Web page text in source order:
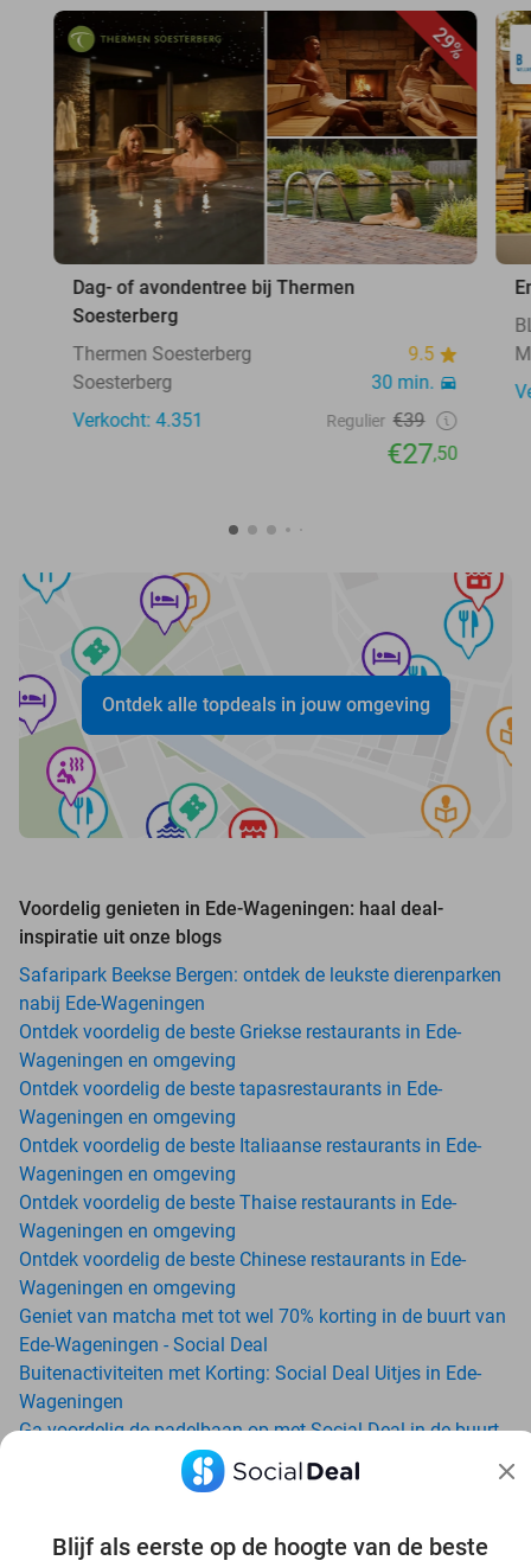
Blijf als eerste op de hoogte van de beste
29%
Dag- of avondentree bij Thermen
Soesterberg
Thermen Soesterberg
9.5
Soesterberg
30 min.
Verkocht: 4.351
Regulier €39
€27,50
Ontdek alle topdeals in jouw omgeving
Voordelig genieten in Ede-Wageningen: haal deal-
inspiratie uit onze blogs
Safaripark Beekse Bergen: ontdek de leukste dierenparken
nabij Ede-Wageningen
Ontdek voordelig de beste Griekse restaurants in Ede-
Wageningen en omgeving
Ontdek voordelig de beste tapasrestaurants in Ede-
Wageningen en omgeving
Ontdek voordelig de beste Italiaanse restaurants in Ede-
Wageningen en omgeving
Ontdek voordelig de beste Thaise restaurants in Ede-
Wageningen en omgeving
Ontdek voordelig de beste Chinese restaurants in Ede-
Wageningen en omgeving
Geniet van matcha met tot wel 70% korting in de buurt van
Ede-Wageningen - Social Deal
Buitenactiviteiten met Korting: Social Deal Uitjes in Ede-
Wageningen
Ga voordelig de padelbaan op met Social Deal in de buurt
van Ede-Wageningen
Geniet van je vakantie in Ede-Wageningen in Nederland
Ontdek voordelig Pilates in Ede-Wageningen - Social Deal